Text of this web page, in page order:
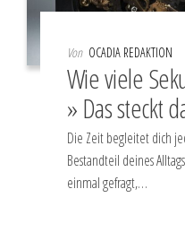
Von OCADIA REDAKTION
Wie viele
» Das steckt
Die Zeit begleitet dich
Bestandteil deines
einmal gefragt,…